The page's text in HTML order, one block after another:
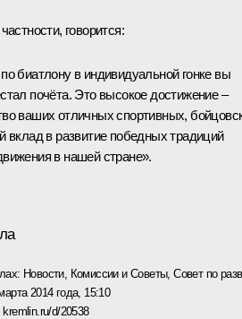
говорится:
биатлону в индивидуальной гонке вы
почёта. Это высокое достижение –
ваших отличных спортивных,
вклад в развитие победных традиций
в нашей стране».
Новости, Комиссии и Советы,Совет по
2014 года, 15:10
kremlin.ru/d/20538